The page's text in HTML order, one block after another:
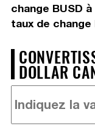
change BUSD
taux de change
DOLLAR